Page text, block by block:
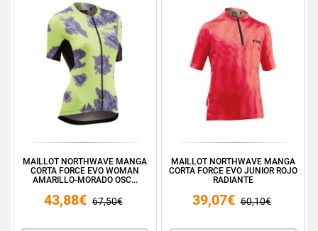
MAILLOT NORTHWAVE MANGA
CORTA FORCE EVO WOMAN
AMARILLO-MORADO OSC...
43,88€ 67,50€
MAILLOT NORTHWAVE MANGA
CORTA FORCE EVO JUNIOR ROJO
RADIANTE
39,07€ 60,10€